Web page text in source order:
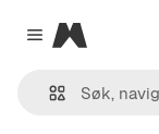
Close menu
Magnific